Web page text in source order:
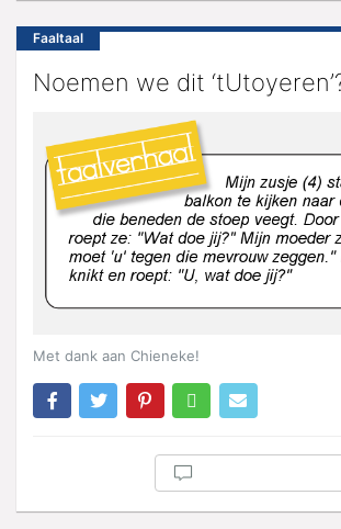
Faaltaal
Noemen we dit
Met dank aan Chieneke!